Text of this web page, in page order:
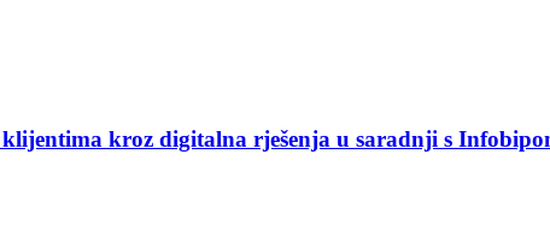
kroz digitalna rješenja u saradnji s